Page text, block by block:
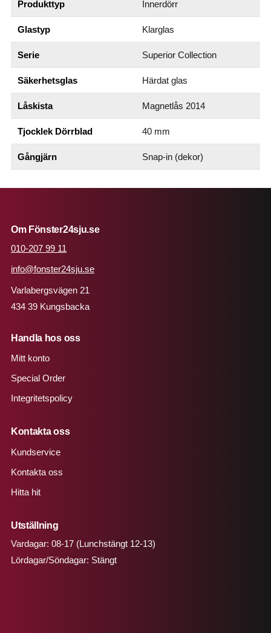
Produkttyp Innerdörr
Glastyp Klarglas
Serie Superior Collection
Säkerhetsglas Härdat glas
Låskista Magnetlås 2014
Tjocklek Dörrblad 40 mm
Gångjärn Snap-in (dekor)
Om Fönster24sju.se
010-207 99 11
info@fonster24sju.se
Varlabergsvägen 21
434 39 Kungsbacka
Handla hos oss
Mitt konto
Special Order
Integritetspolicy
Kontakta oss
Kundservice
Kontakta oss
Hitta hit
Utställning
Vardagar: 08-17 (Lunchstängt 12-13)
Lördagar/Söndagar: Stängt